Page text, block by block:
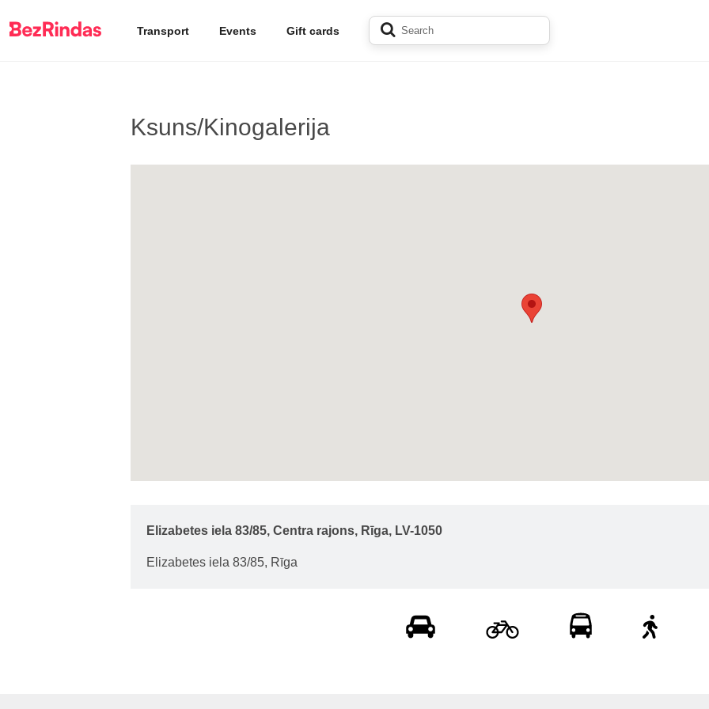
Transport Events Gift cards
Ksuns/Kinogalerija
Elizabetes iela 83/85, Centra rajons, Rīga, LV-1050
Elizabetes iela 83/85, Rīga